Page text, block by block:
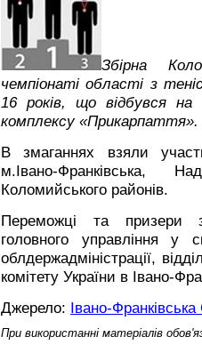
Збірна
чемпіонаті області з
16 років, що відбувся на
комплексу «Прикарпаття».
В змаганнях взяли
м.Івано-Франківська,
Коломийського районів.
Переможці та призери
головного управління у
облдержадміністрації,
комітету України в Івано-
Джерело: Івано-
При використанні матеріалів